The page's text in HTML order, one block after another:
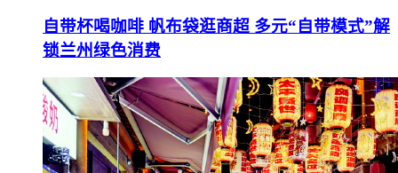
自带杯喝咖啡 帆布袋逛商超 多元“自带模式”解
锁兰州绿色消费